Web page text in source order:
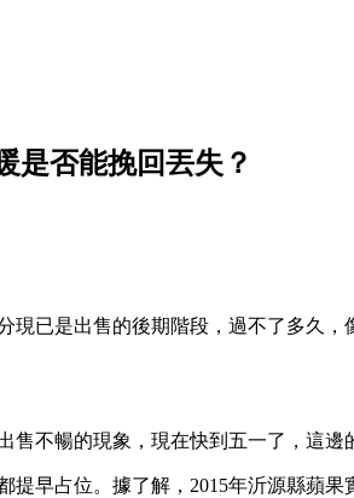
否能挽回丟失？
已是出售的後期階段，過不了多久
不暢的現象，現在快到五一了，這邊
早占位。據了解，2015年沂源縣蘋